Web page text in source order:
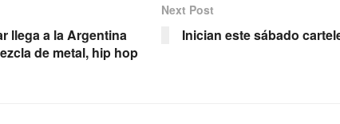
llega a la Argentina
de metal, hip hop
Next Post
Inician este sábado